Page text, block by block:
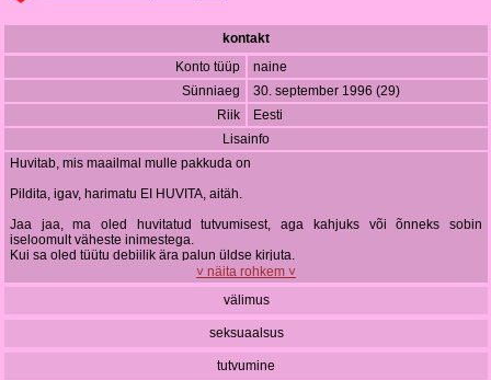
kontakt
Konto tüüp
naine
Sünniaeg
30. september 1996 (29)
Riik
Eesti
Lisainfo
Huvitab, mis maailmal mulle pakkuda on
Pildita, igav, harimatu EI HUVITA, aitäh.
Jaa jaa, ma oled huvitatud tutvumisest, aga kahjuks või õnneks sobin
iseloomult väheste inimestega.
Kui sa oled tüütu debiilik ära palun üldse kirjuta.
Minu arust on Iha väga tore platvorm oma seksuaalsuse
väljendamiseks/väljaelamiseks, kui igapäevases elus ei anta meile vahel
˅ näita rohkem ˅
välimus
seksuaalsus
tutvumine